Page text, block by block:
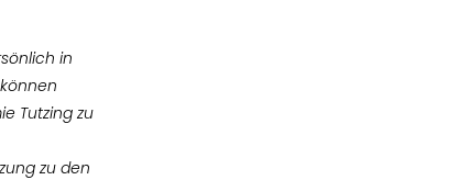
in
Tutzing zu
zu den